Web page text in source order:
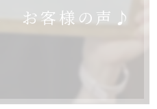
お客様の声♪